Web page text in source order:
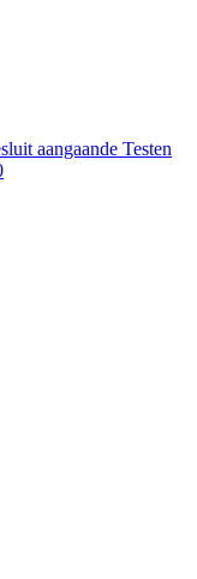
aangaande Testen